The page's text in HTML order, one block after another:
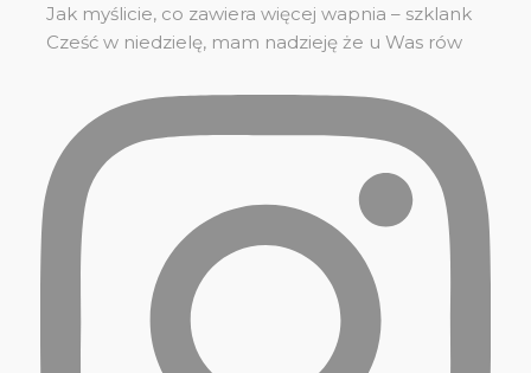
Jak myślicie, co zawiera więcej wapnia – szklank
Cześć w niedzielę, mam nadzieję że u Was rów